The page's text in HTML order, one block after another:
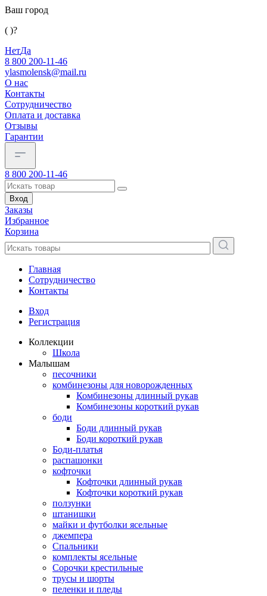
Ваш город
( )?
НетДа
8 800 200-11-46
ylasmolensk@mail.ru
О нас
Контакты
Сотрудничество
Оплата и доставка
Отзывы
Гарантии
8 800 200-11-46
Вход
Заказы
Избранное
Корзина
Главная
Сотрудничество
Контакты
Вход
Регистрация
Коллекции
Школа
Малышам
песочники
комбинезоны для новорожденных
Комбинезоны длинный рукав
Комбинезоны короткий рукав
боди
Боди длинный рукав
Боди короткий рукав
Боди-платья
распашонки
кофточки
Кофточки длинный рукав
Кофточки короткий рукав
ползунки
штанишки
майки и футболки ясельные
джемпера
Спальники
комплекты ясельные
Сорочки крестильные
трусы и шорты
пеленки и пледы